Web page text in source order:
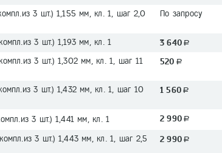
3 шт.) 1,155 мм, кл. 1, шаг 2,0
По запросу
3 шт.) 1,193 мм, кл. 1 3 640 a
3 шт.) 1,302 мм, кл. 1, шаг 11
520 a
3 шт.) 1,432 мм, кл. 1, шаг 10
1 560 a
3 шт.) 1,441 мм, кл. 1 2 990 a
3 шт.) 1,443 мм, кл. 1, шаг 2,5
2 990 a